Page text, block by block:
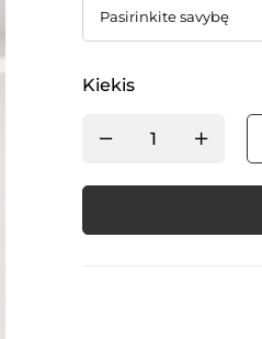
Kiekis